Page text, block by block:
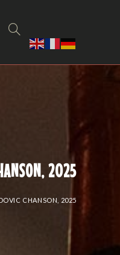
2025
CHANSON, 2025